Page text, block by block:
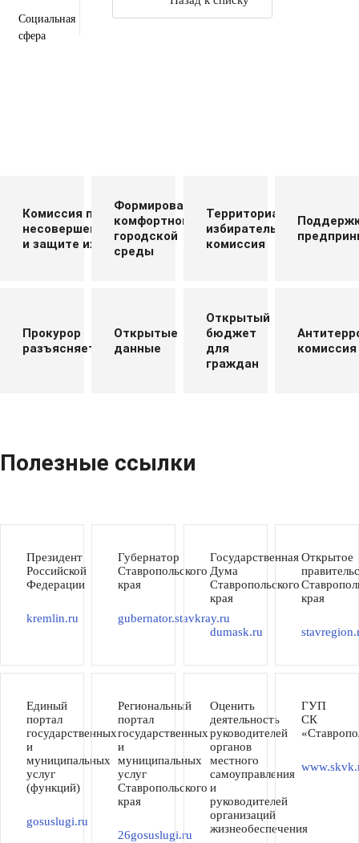
Социальная
сфера
Комиссия по делам
несовершеннолетних
и защите их прав
Формирование
комфортной
городской
среды
Территориальная
избирательная
комиссия
Прокурор
разъясняет
Открытые
данные
Открытый
бюджет
для
граждан
комиссия
Полезные ссылки
Президент
Российской
Федерации
kremlin.ru
Губернатор
Ставропольского
края
gubernator.stavkray.ru
Государственная
Дума
Ставропольского
края
dumask.ru
Открытое
края
Единый
портал
государственных
и
муниципальных
услуг
(функций)
gosuslugi.ru
Региональный
портал
государственных
и
муниципальных
услуг
Ставропольского
края
26gosuslugi.ru
Оценить
деятельность
руководителей
органов
местного
самоуправления
и
руководителей
организаций
жизнеобеспечения
ГУП
СК